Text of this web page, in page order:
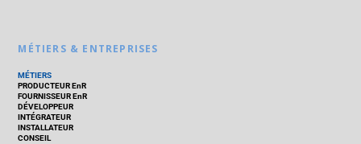
MÉTIERS & ENTREPRISES
MÉTIERS
PRODUCTEUR EnR
FOURNISSEUR EnR
DÉVELOPPEUR
INTÉGRATEUR
INSTALLATEUR
CONSEIL